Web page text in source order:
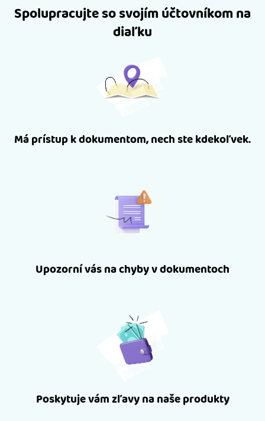
Spolupracujte so svojím účtovníkom na
diaľku
Má prístup k dokumentom, nech ste kdekoľvek.
Upozorní vás na chyby v dokumentoch
Poskytuje vám zľavy na naše produkty